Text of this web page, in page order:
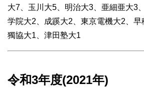
大7、玉川大5、明治大3、亜細亜大3
学院大2、成蹊大2、東京電機大2、早
獨協大1、津田塾大1
令和3年度(2021年)